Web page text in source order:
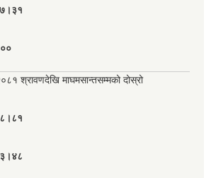
श्रावणदेखि माघमसान्तसम्मको दोस्रो